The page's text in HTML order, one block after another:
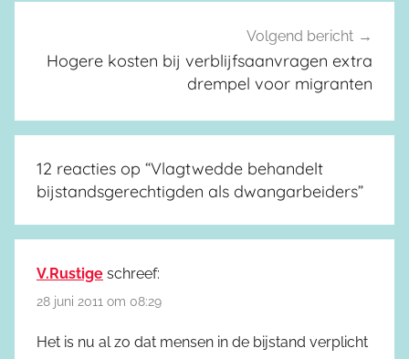
Volgend bericht
Hogere kosten bij verblijfsaanvragen extra
drempel voor migranten
12 reacties op “Vlagtwedde behandelt
bijstandsgerechtigden als dwangarbeiders”
V.Rustige schreef:
28 juni 2011 om 08:29
Het is nu al zo dat mensen in de bijstand verplicht